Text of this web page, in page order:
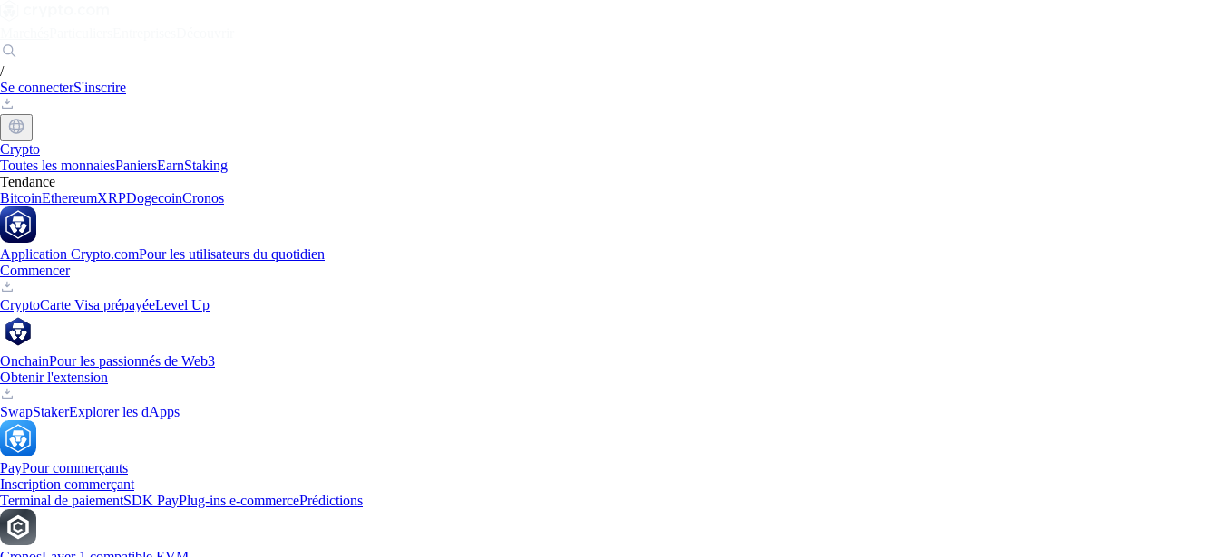
/
Se connecterS'inscrire
Crypto
Toutes les monnaiesPaniersEarnStaking
Tendance
BitcoinEthereumXRPDogecoinCronos
Application Crypto.comPour les utilisateurs du quotidien
Commencer
CryptoCarte Visa prépayéeLevel Up
OnchainPour les passionnés de Web3
Obtenir l'extension
SwapStakerExplorer les dApps
PayPour commerçants
Inscription commerçant
Terminal de paiementSDK PayPlug-ins e-commercePrédictions